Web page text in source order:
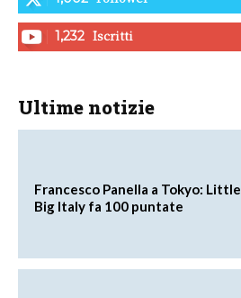
1,232 Iscritti
Ultime notizie
Francesco Panella a Tokyo: Little
Big Italy fa 100 puntate